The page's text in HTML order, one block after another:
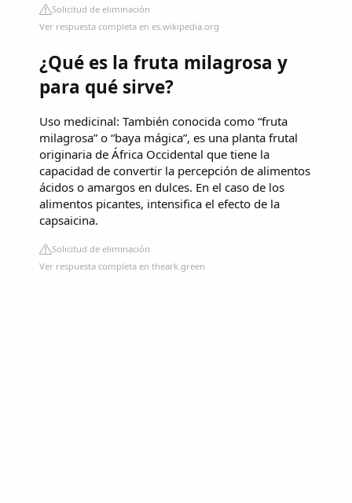
Solicitud de eliminación
Ver respuesta completa en es.wikipedia.org
¿Qué es la fruta milagrosa y
para qué sirve?
Uso medicinal: También conocida como “fruta
milagrosa” o “baya mágica”, es una planta frutal
originaria de África Occidental que tiene la
capacidad de convertir la percepción de alimentos
ácidos o amargos en dulces. En el caso de los
alimentos picantes, intensifica el efecto de la
capsaicina.
Solicitud de eliminación
Ver respuesta completa en theark.green